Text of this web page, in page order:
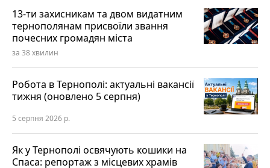
13-ти захисникам та двом видатним
тернополянам присвоїли звання
почесних громадян міста
за 38 хвилин
Робота в Тернополі: актуальні вакансії
тижня (оновлено 5 серпня)
5 серпня 2026 р.
Як у Тернополі освячують кошики на
Спаса: репортаж з місцевих храмів